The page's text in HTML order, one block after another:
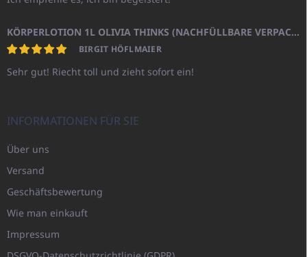
KÖRPERLOTION 1L OLIVIA THINKS (NACHFÜLLBARE VERPACKUNG)
BIRGIT HÖFLMAIER
Sehr gut! Riecht toll und zieht sofort ein!
INFORMATIONEN FÜR SIE
Über uns
Versand
Geschäftsbewertung
Wie man einkauft
Impressum